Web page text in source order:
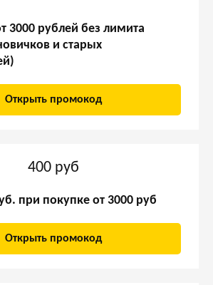
3000 рублей без лимита
и старых
Открыть промокод
400 руб
при покупке от 3000 руб
Открыть промокод